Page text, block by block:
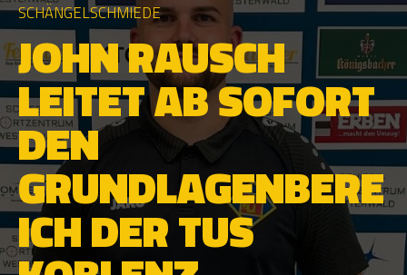
SCHÄNGELSCHMIEDE
JOHN RAUSCH
LEITET AB SOFORT
DEN
GRUNDLAGENBERE
ICH DER TUS